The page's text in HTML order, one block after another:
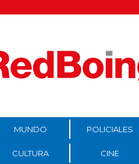
MUNDO POLICIALES
CULTURA CINE